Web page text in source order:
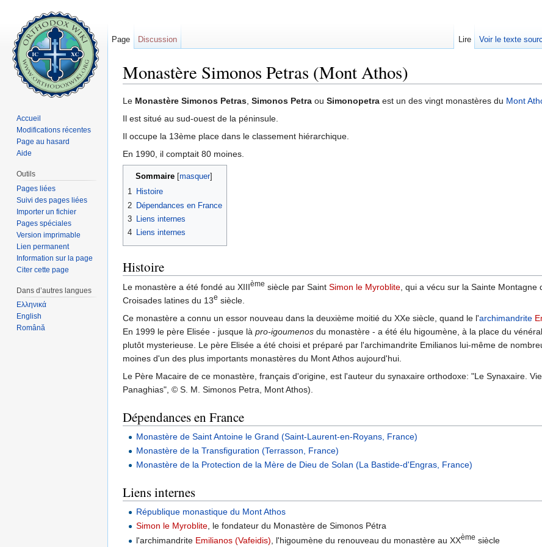
Monastère Simonos Petras (Mont Athos)
Le Monastère Simonos Petras, Simonos Petra ou Simonopetra est un des vingt monastères du Mont
Il est situé au sud-ouest de la péninsule.
Il occupe la 13ème place dans le classement hiérarchique.
En 1990, il comptait 80 moines.
Sommaire[ masquer]
1 Histoire
2 Dépendances en France
3 Liens internes
4 Liens internes
Histoire
Le monastère a été fondé au XIIIème siècle par Saint Simon le Myroblite, qui a vécu sur la Sainte Montagne
Croisades latines du 13e siècle.
Ce monastère a connu un essor nouveau dans la deuxième moitié du XXe siècle, quand le l'archimandrite
En 1999 le père Elisée - jusque là pro-igoumenos du monastère - a été élu higoumène, à la place du
plutôt mysterieuse. Le père Elisée a été choisi et préparé par l'archimandrite Emilianos lui-même de
moines d'un des plus importants monastères du Mont Athos aujourd'hui.
Le Père Macaire de ce monastère, français d'origine, est l'auteur du synaxaire orthodoxe: "Le Synaxaire.
Panaghias", © S. M. Simonos Petra, Mont Athos).
Dépendances en France
Monastère de Saint Antoine le Grand (Saint-Laurent-en-Royans, France)
Monastère de la Transfiguration (Terrasson, France)
Monastère de la Protection de la Mère de Dieu de Solan (La Bastide-d'Engras, France)
Liens internes
République monastique du Mont Athos
Simon le Myroblite , le fondateur du Monastère de Simonos Pétra
l'archimandrite Emilianos (Vafeidis) , l'higoumène du renouveau du monastère au XXème siècle
Page Discussion Lire Voir le texte
Accueil
Modifications récentes
Page au hasard
Aide
Outils
Pages liées
Suivi des pages liées
Importer un fichier
Pages spéciales
Version imprimable
Lien permanent
Information sur la page
Citer cette page
Dans d’autres langues
Ελληνικά
English
Română